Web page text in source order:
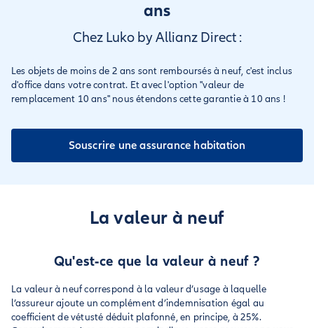
ans
Chez Luko by Allianz Direct :
Les objets de moins de 2 ans sont remboursés à neuf, c'est inclus
d'office dans votre contrat. Et avec l'option "valeur de
remplacement 10 ans" nous étendons cette garantie à 10 ans !
Souscrire une assurance habitation
La valeur à neuf
Qu'est-ce que la valeur à neuf ?
La valeur à neuf correspond à la valeur d’usage à laquelle
l’assureur ajoute un complément d’indemnisation égal au
coefficient de vétusté déduit plafonné, en principe, à 25%.